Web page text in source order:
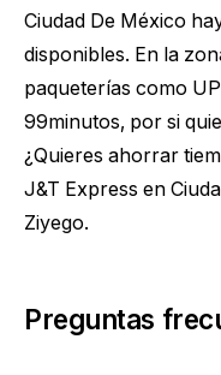
Ciudad De México
disponibles. En la
paqueterías como
99minutos, por si
¿Quieres ahorrar
J&T Express en
Ziyego.
Preguntas